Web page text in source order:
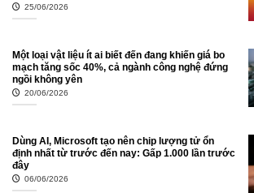
25/06/2026
Một loại vật liệu ít ai biết đến đang khiến giá bo
mạch tăng sốc 40%, cả ngành công nghệ đứng
ngồi không yên
20/06/2026
Dùng AI, Microsoft tạo nên chip lượng tử ổn
định nhất từ trước đến nay: Gấp 1.000 lần trước
đây
06/06/2026